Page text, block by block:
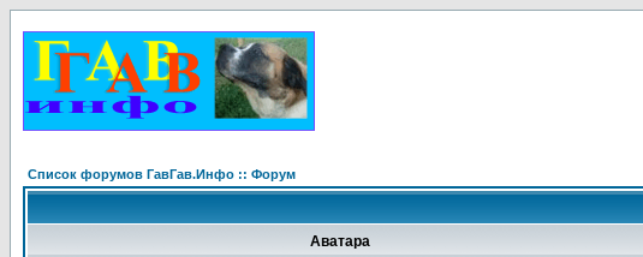
Список форумов ГавГав.Инфо :: Форум
Аватара